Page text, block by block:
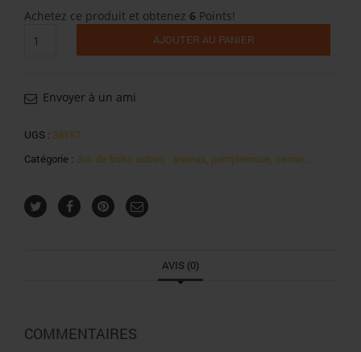
Achetez ce produit et obtenez 6 Points!
de
tropical
AJOUTER AU PANIER
Envoyer à un ami
UGS : 36187
Catégorie : Jus de fruits autres : ananas, pamplemous, cerise...
AVIS (0)
COMMENTAIRES